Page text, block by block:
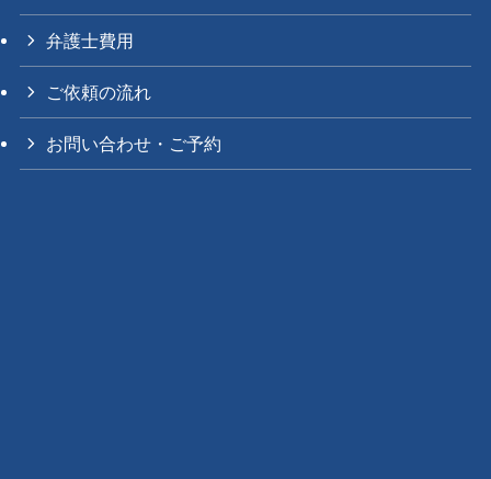
弁護士費用
ご依頼の流れ
お問い合わせ・ご予約